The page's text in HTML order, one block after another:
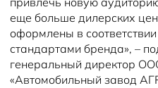
еще больше дилерских
оформлены в
стандартами бренда», –
генеральный директор
«Автомобильный завод